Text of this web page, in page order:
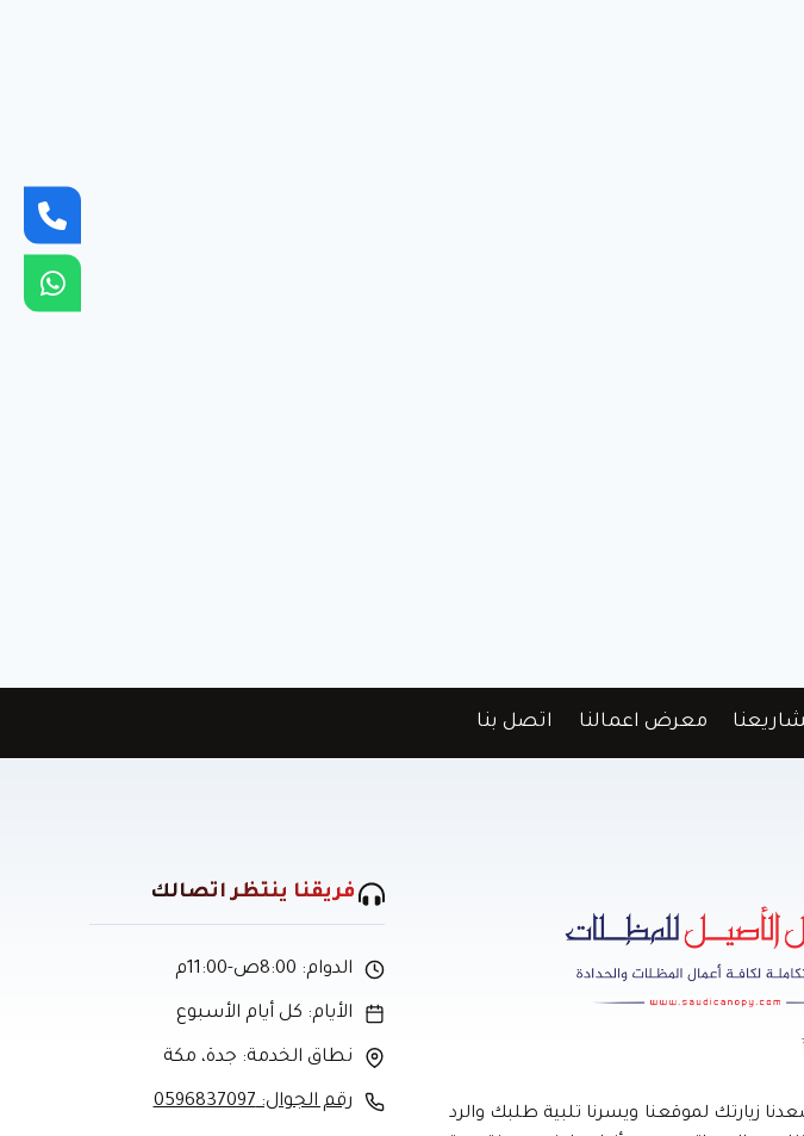
معرض اعمالنا اتصل بنا
زيارتك لموقعنا ويسرنا تلبية طلبك والرد
فريقنا ينتظر اتصالك
الدوام: 8:00ص-11:00م
الأيام: كل أيام الأسبوع
نطاق الخدمة: جدة، مكة
رقم الجوال: 0596837097